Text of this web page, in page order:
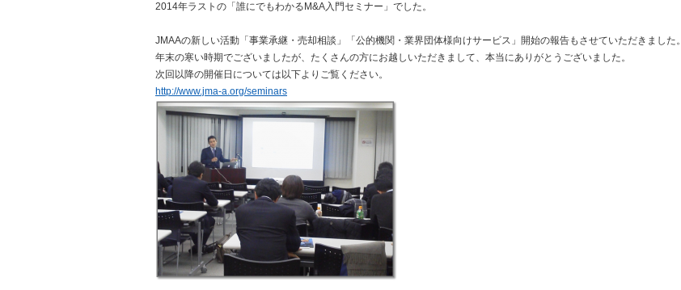
2014年ラストの「誰にでもわかるM&A入門セミナー」でした。
JMAAの新しい活動「事業承継・売却相談」「公的機関・業界団体様向けサービス」開始の報告もさせていただきました。
年末の寒い時期でございましたが、たくさんの方にお越しいただきまして、本当にありがとうございました。
次回以降の開催日については以下よりご覧ください。
http://www.jma-a.org/seminars